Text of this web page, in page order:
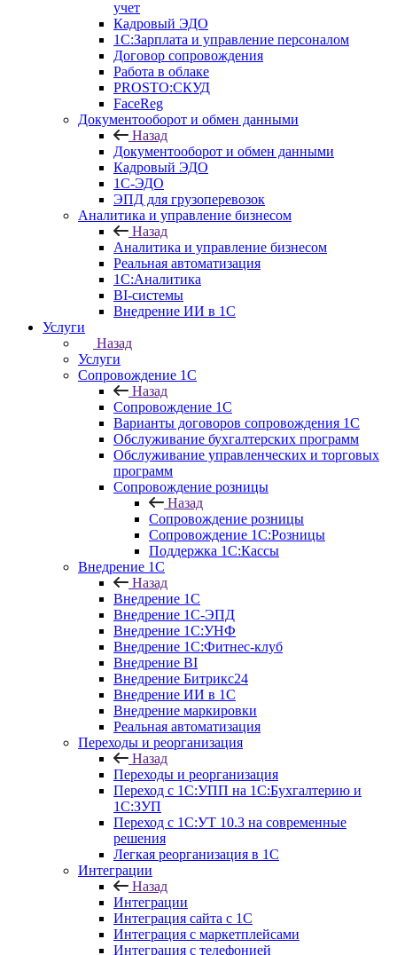
учет
Кадровый ЭДО
1С:Зарплата и управление персоналом
Договор сопровождения
Работа в облаке
PROSTO:СКУД
FaceReg
Документооборот и обмен данными
Назад
Документооборот и обмен данными
Кадровый ЭДО
1С-ЭДО
ЭПД для грузоперевозок
Аналитика и управление бизнесом
Назад
Аналитика и управление бизнесом
Реальная автоматизация
1С:Аналитика
BI-системы
Внедрение ИИ в 1С
Услуги
Назад
Услуги
Сопровождение 1С
Назад
Сопровождение 1С
Варианты договоров сопровождения 1С
Обслуживание бухгалтерских программ
Обслуживание управленческих и торговых
программ
Сопровождение розницы
Назад
Сопровождение розницы
Сопровождение 1С:Розницы
Поддержка 1С:Кассы
Внедрение 1С
Назад
Внедрение 1С
Внедрение 1С-ЭПД
Внедрение 1С:УНФ
Внедрение 1С:Фитнес-клуб
Внедрение BI
Внедрение Битрикс24
Внедрение ИИ в 1С
Внедрение маркировки
Реальная автоматизация
Переходы и реорганизация
Назад
Переходы и реорганизация
Переход с 1С:УПП на 1С:Бухгалтерию и
1С:ЗУП
Переход с 1С:УТ 10.3 на современные
решения
Легкая реорганизация в 1С
Интеграции
Назад
Интеграции
Интеграция сайта с 1С
Интеграция с маркетплейсами
Интеграция с телефонией